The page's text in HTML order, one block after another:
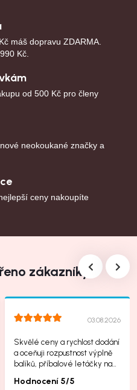
máš dopravu ZDARMA.
Kč.
od 500 Kč pro členy
neokoukané značky a
ceny nakoupíte
zákazníky
03.08.2026
Skvělé ceny a rychlost dodání
a oceňuji rozpustnost výplně
balíků, příbalové letáčky na
Hodnocení 5/5